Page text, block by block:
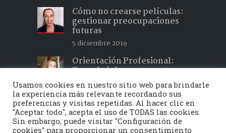
Cómo no crearse películas:
gestionar preocupaciones
futuras
5 diciembre 2019
Orientación Profesional:
Descubrir lo que te gusta y
hacer lo que te apasiona 2
15 febrero 2019
Usamos cookies en nuestro sitio web para brindarle
la experiencia más relevante recordando sus
preferencias y visitas repetidas. Al hacer clic en
"Aceptar todo", acepta el uso de TODAS las cookies.
Sin embargo, puede visitar "Configuración de
cookies" para proporcionar un consentimiento